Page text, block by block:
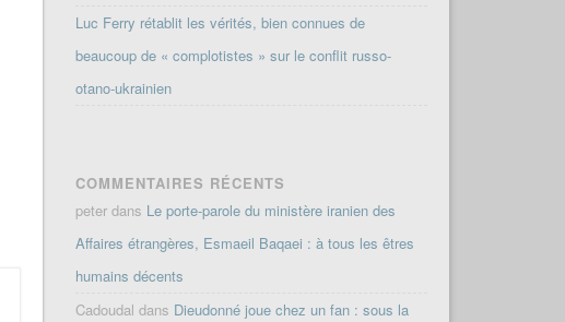
Luc Ferry rétablit les vérités, bien connues de
beaucoup de « complotistes » sur le conflit russo-
otano-ukrainien
COMMENTAIRES RÉCENTS
peter dans Le porte-parole du ministère iranien des
Affaires étrangères, Esmaeil Baqaei : à tous les êtres
humains décents
Cadoudal dans Dieudonné joue chez un fan : sous la